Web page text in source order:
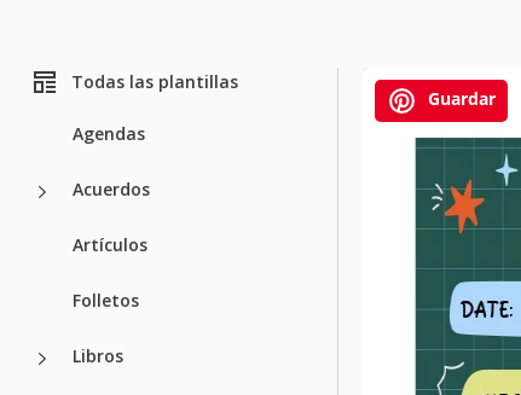
Todas las plantillas
Agendas
Acuerdos
Artículos
Folletos
Libros
Guardar